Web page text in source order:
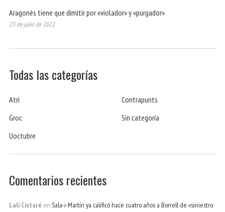
Aragonès tiene que dimitir por «violador» y «purgador»
23 de julio de 2022
Todas las categorías
Atri
Contrapunts
Groc
Sin categoría
Uoctubre
Comentarios recientes
Lali Cistaré en Sala-i-Martín ya calificó hace cuatro años a Borrell de «siniestro